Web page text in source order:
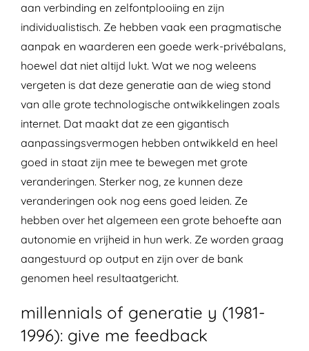
aan verbinding en zelfontplooiing en zijn
individualistisch. Ze hebben vaak een pragmatische
aanpak en waarderen een goede werk-privébalans,
hoewel dat niet altijd lukt. Wat we nog weleens
vergeten is dat deze generatie aan de wieg stond
van alle grote technologische ontwikkelingen zoals
internet. Dat maakt dat ze een gigantisch
aanpassingsvermogen hebben ontwikkeld en heel
goed in staat zijn mee te bewegen met grote
veranderingen. Sterker nog, ze kunnen deze
veranderingen ook nog eens goed leiden. Ze
hebben over het algemeen een grote behoefte aan
autonomie en vrijheid in hun werk. Ze worden graag
aangestuurd op output en zijn over de bank
genomen heel resultaatgericht.
millennials of generatie y (1981-
1996): give me feedback